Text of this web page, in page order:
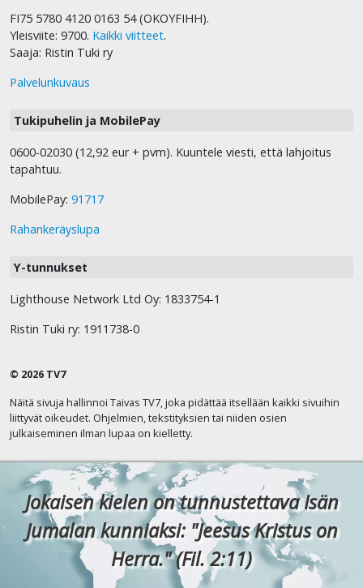
FI75 5780 4120 0163 54 (OKOYFIHH).
Yleisviite: 9700. Kaikki viitteet.
Saaja: Ristin Tuki ry
Palvelunkuvaus
Tukipuhelin ja MobilePay
0600-02030 (12,92 eur + pvm). Kuuntele viesti, että lahjoitus
tapahtuu.
MobilePay: 91717
Rahankeräyslupa
Y-tunnukset
Lighthouse Network Ltd Oy: 1833754-1
Ristin Tuki ry: 1911738-0
© 2026 TV7
Näitä sivuja hallinnoi Taivas TV7, joka pidättää itsellään kaikki sivuihin
liittyvät oikeudet. Ohjelmien, tekstityksien tai niiden osien
julkaiseminen ilman lupaa on kielletty.
Jokaisen kielen on tunnustettava Isän
Jumalan kunniaksi: "Jeesus Kristus on
Herra." (Fil. 2:11)